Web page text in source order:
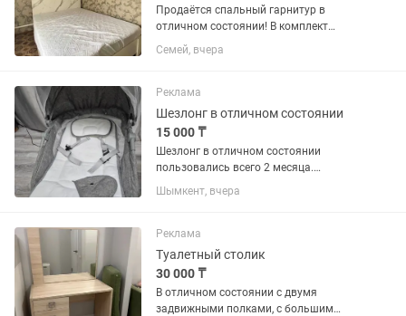
Продаётся спальный гарнитур в
отличном состоянии! В комплект
входит: 🛏️ Двуспальная кровать 🛌
Ортопедический матрас 🚪
Пуфик 💄 Туалетный столик
РЕАЛЬНОМУ КЛИЕНТУ...
Семей, вчера
Реклама
Шезлонг в отличном состоянии
15 000 ₸
Шезлонг в отличном состоянии
пользовались всего 2 месяца.
Качается из стороны в сторону, на
пульту.так же имеется приствной
район Гагарина
Шымкент, вчера
Реклама
Туалетный столик
30 000 ₸
В отличном состоянии с двумя
задвижными полками, с большим